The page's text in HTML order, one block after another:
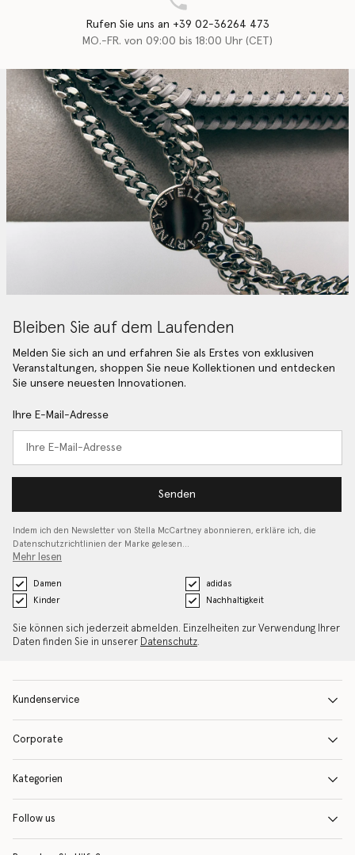
Rufen Sie uns an +39 02-36264 473
MO.-FR. von 09:00 bis 18:00 Uhr (CET)
Bleiben Sie auf dem Laufenden
Melden Sie sich an und erfahren Sie als Erstes von exklusiven
Veranstaltungen, shoppen Sie neue Kollektionen und entdecken
Sie unsere neuesten Innovationen.
Ihre E-Mail-Adresse
Senden
Indem ich den Newsletter von Stella McCartney abonnieren, erkläre ich, die
Datenschutzrichtlinien der Marke gelesen…
Mehr lesen
Damen
adidas
Kinder
Nachhaltigkeit
Sie können sich jederzeit abmelden. Einzelheiten zur Verwendung Ihrer
Daten finden Sie in unserer Datenschutz.
Kundenservice
Corporate
Kategorien
Follow us